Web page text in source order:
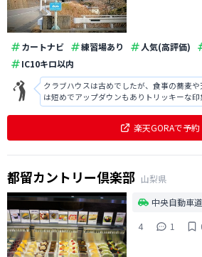
カートナビ 練習場あり 人気(高評価)
IC10キロ以内
クラブハウスは古めでしたが、食事の蕎麦
は短めでアップダウンもありトリッキーな
多くて面白かったですし、景色も大変綺麗
楽天GORAで予約
都留カントリー倶楽部 山梨県
中央自動車
4
1